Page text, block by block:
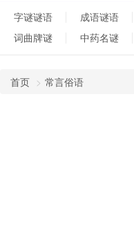
字谜谜语 成语谜语
词曲牌谜
中药名谜
首页 常言俗语